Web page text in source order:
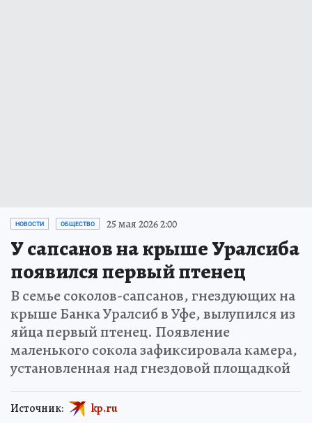
НОВОСТИ ОБЩЕСТВО 25 мая 2026 2:00
У сапсанов на крыше Уралсиба
появился первый птенец
В семье соколов-сапсанов, гнездующих на
крыше Банка Уралсиб в Уфе, вылупился из
яйца первый птенец. Появление
маленького сокола зафиксировала камера,
установленная над гнездовой площадкой
Источник: kp.ru